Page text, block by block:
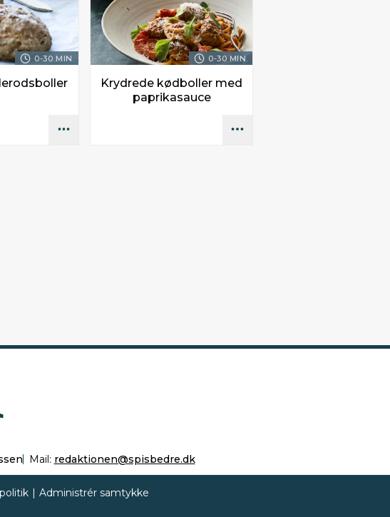
0-30 MIN. 0-30 MIN.
Krydrede kødboller med
paprikasauce
Mail: redaktionen@spisbedre.dk
Administrér samtykke